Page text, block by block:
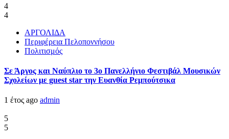
4
4
ΑΡΓΟΛΙΔΑ
Περιφέρεια Πελοποννήσου
Πολιτισμός
Σε Άργος και Ναύπλιο το 3ο Πανελλήνιο Φεστιβάλ Μουσικών
Σχολείων με guest star την Ευανθία Ρεμπούτσικα
1 έτος ago admin
5
5